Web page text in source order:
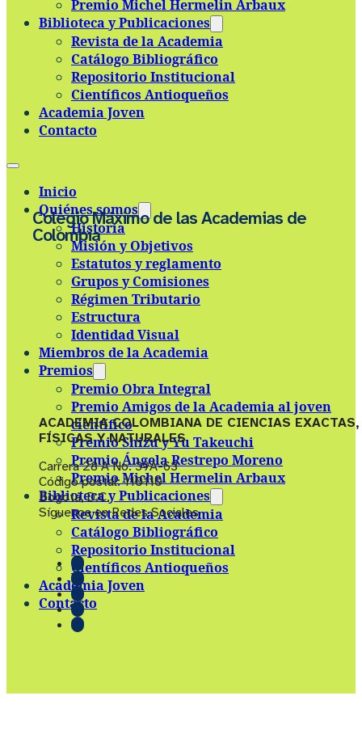
Skip to main contentSkip to footer
Premio Michel Hermelin Arbaux
Biblioteca y Publicaciones
Revista de la Academia
Catálogo Bibliográfico
Repositorio Institucional
Científicos Antioqueños
Academia Joven
Contacto
Inicio
Quiénes somos
Historia
Misión y Objetivos
Estatutos y reglamento
Grupos y Comisiones
Régimen Tributario
Estructura
Identidad Visual
Miembros de la Academia
Premios
Premio Obra Integral
Premio Amigos de la Academia al joven
científico
Premio Shizu y Yu Takeuchi
Premio Ángela Restrepo Moreno
Premio Michel Hermelin Arbaux
Biblioteca y Publicaciones
Revista de la Academia
Catálogo Bibliográfico
Repositorio Institucional
Científicos Antioqueños
Academia Joven
Contacto
Colegio Máximo de las Academias de
Colombia
ACADEMIA COLOMBIANA DE CIENCIAS EXACTAS,
FÍSICAS Y NATURALES
Carrera 28 A No. 39A-63
Código postal: 110110
Bogotá, D.C.
Síguenos en Redes Sociales